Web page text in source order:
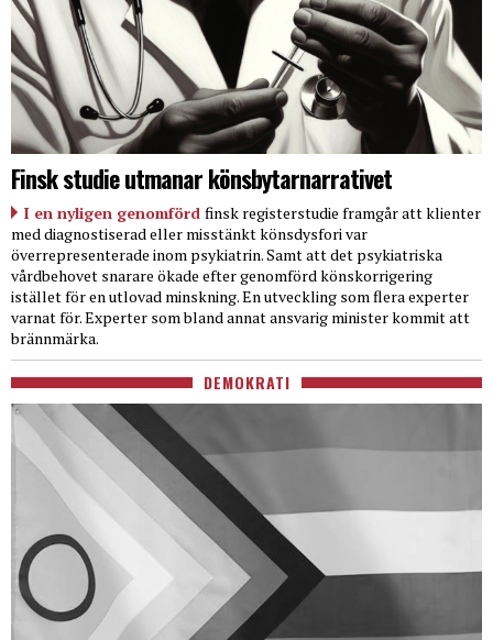
Finsk studie utmanar könsbytarnarrativet
I en nyligen genomförd finsk registerstudie framgår att klienter
med diagnostiserad eller misstänkt könsdysfori var
överrepresenterade inom psykiatrin. Samt att det psykiatriska
vårdbehovet snarare ökade efter genomförd könskorrigering
istället för en utlovad minskning. En utveckling som flera experter
varnat för. Experter som bland annat ansvarig minister kommit att
brännmärka.
DEMOKRATI